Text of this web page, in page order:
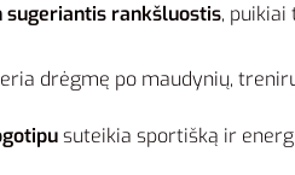
rankšluostis,
drėgmę po maudynių,
suteikia sportišką ir